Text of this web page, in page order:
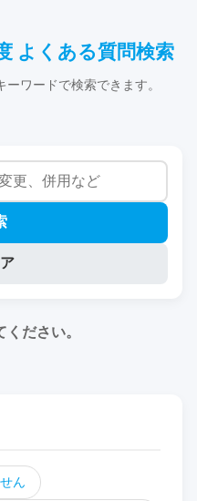
よくある質問検索
ワードで検索できます。
ださい。
ん